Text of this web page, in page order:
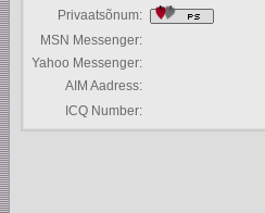
Privaatsõnum:
MSN Messenger:
Yahoo Messenger:
AIM Aadress:
ICQ Number: